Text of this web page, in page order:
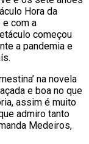
Hora da
e com a
começou
a pandemia e
na novela
e boa no que
assim é muito
admiro tanto
Medeiros,